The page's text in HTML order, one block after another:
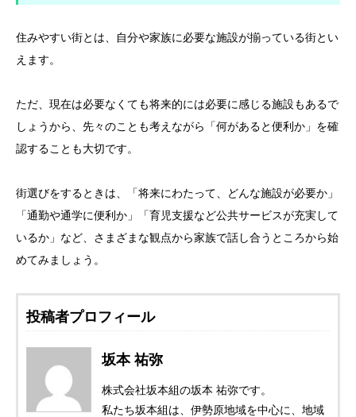
住みやすい街とは、自分や家族に必要な施設が揃っている街とい
えます。
ただ、現在は必要なくても将来的には必要に感じる施設もあるで
しょうから、先々のことも考えながら「何があると便利か」を確
認することも大切です。
街選びをするときは、「将来にわたって、どんな施設が必要か」
「通勤や通学に便利か」「育児支援など公共サービスが充実して
いるか」など、さまざまな観点から家族で話し合うところから始
めてみましょう。
投稿者プロフィール
坂本 祐弥
株式会社坂本組の坂本 祐弥です。
私たち坂本組は、伊勢原地域を中心に、地域